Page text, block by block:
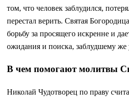
том, что человек заблудился,
перестал верить. Святая
борьбу за просящего искренне и
ожидания и поиска, заблудшему же
В чем помогают молитвы
Николай Чудотворец по праву